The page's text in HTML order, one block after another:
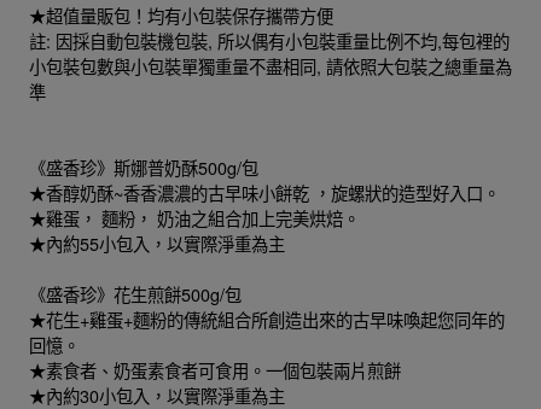
★超值量販包！均有小包裝保存攜帶方便
註: 因採自動包裝機包裝, 所以偶有小包裝重量比例不均,每包裡的
小包裝包數與小包裝單獨重量不盡相同, 請依照大包裝之總重量為
準
《盛香珍》斯娜普奶酥500g/包
★香醇奶酥~香香濃濃的古早味小餅乾 ，旋螺狀的造型好入口。
★雞蛋， 麵粉， 奶油之組合加上完美烘焙。
★內約55小包入，以實際淨重為主
《盛香珍》花生煎餅500g/包
★花生+雞蛋+麵粉的傳統組合所創造出來的古早味喚起您同年的
回憶。
★素食者、奶蛋素食者可食用。一個包裝兩片煎餅
★內約30小包入，以實際淨重為主